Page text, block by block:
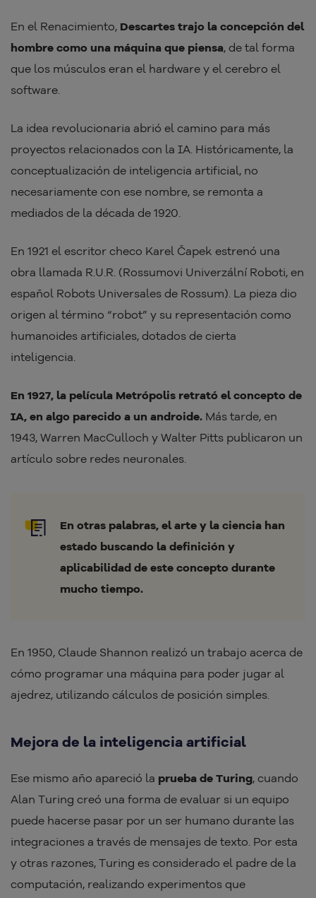
En el Renacimiento, Descartes trajo la concepción del
hombre como una máquina que piensa, de tal forma
que los músculos eran el hardware y el cerebro el
software.
La idea revolucionaria abrió el camino para más
proyectos relacionados con la IA. Históricamente, la
conceptualización de inteligencia artificial, no
necesariamente con ese nombre, se remonta a
mediados de la década de 1920.
En 1921 el escritor checo Karel Čapek estrenó una
obra llamada R.U.R. (Rossumovi Univerzální Roboti, en
español Robots Universales de Rossum). La pieza dio
origen al término “robot” y su representación como
humanoides artificiales, dotados de cierta
inteligencia.
En 1927, la película Metrópolis retrató el concepto de
IA, en algo parecido a un androide. Más tarde, en
1943, Warren MacCulloch y Walter Pitts publicaron un
artículo sobre redes neuronales.
En otras palabras, el arte y la ciencia han
estado buscando la definición y
aplicabilidad de este concepto durante
mucho tiempo.
En 1950, Claude Shannon realizó un trabajo acerca de
cómo programar una máquina para poder jugar al
ajedrez, utilizando cálculos de posición simples.
Mejora de la inteligencia artificial
Ese mismo año apareció la prueba de Turing, cuando
Alan Turing creó una forma de evaluar si un equipo
puede hacerse pasar por un ser humano durante las
integraciones a través de mensajes de texto. Por esta
y otras razones, Turing es considerado el padre de la
computación, realizando experimentos que